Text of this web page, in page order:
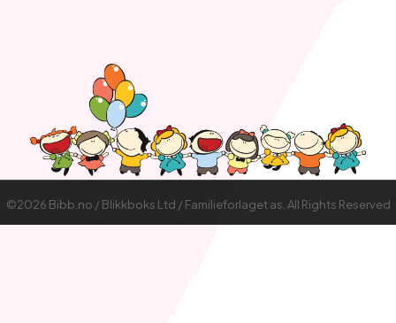
©2026 Bibb.no / Blikkboks Ltd / Familieforlaget as. All Rights Reserved